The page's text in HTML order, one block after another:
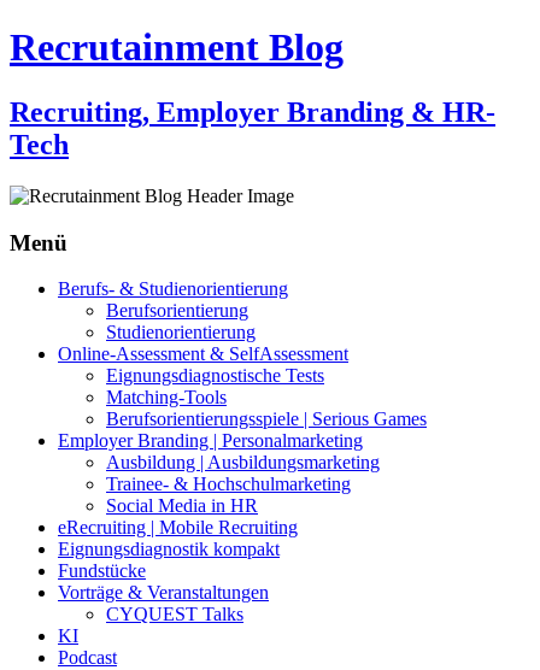
Recrutainment Blog
Recruiting, Employer Branding & HR-
Tech
Menü
Zum
Berufs- & Studienorientierung
Berufsorientierung
Studienorientierung
Online-Assessment & SelfAssessment
Eignungsdiagnostische Tests
Matching-Tools
Berufsorientierungsspiele | Serious Games
Employer Branding | Personalmarketing
Ausbildung | Ausbildungsmarketing
Trainee- & Hochschulmarketing
Social Media in HR
eRecruiting | Mobile Recruiting
Eignungsdiagnostik kompakt
Fundstücke
Vorträge & Veranstaltungen
CYQUEST Talks
KI
Podcast